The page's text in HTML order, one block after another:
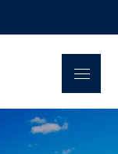
Menu